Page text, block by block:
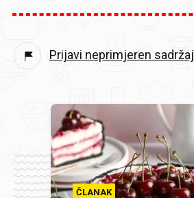
Prijavi neprimjeren sadržaj
ČLANAK